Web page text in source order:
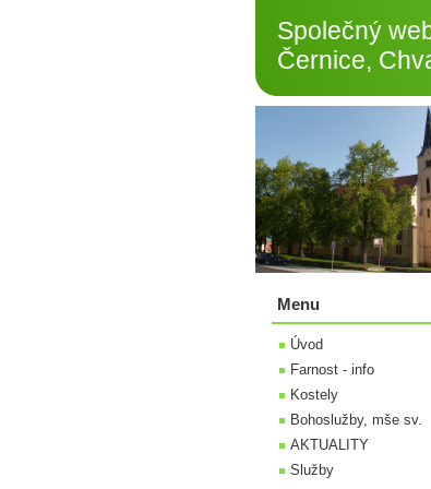
Společný
Černice,
Menu
Úvod
Farnost - info
Kostely
Bohoslužby, mše sv.
AKTUALITY
Služby